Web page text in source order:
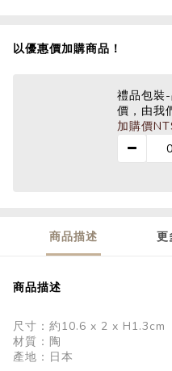
以優惠價加購商品！
禮品包裝
價，由我
加購價
商品描述 更
商品描述
尺寸：約10.6 x 2 x H1.3cm
材質：陶
產地：日本